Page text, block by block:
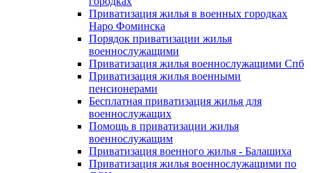
Приватизация жилья в военных городках
Наро Фоминска
Порядок приватизации жилья
военнослужащими
Приватизация жилья военнослужащими Спб
Приватизация жилья военными
пенсионерами
Бесплатная приватизация жилья для
военнослужащих
Помощь в приватизации жилья
военнослужащим
Приватизация военного жилья - Балашиха
Приватизация жилья военнослужащими по